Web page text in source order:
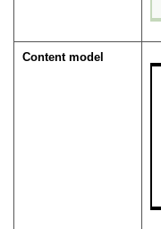
Content model